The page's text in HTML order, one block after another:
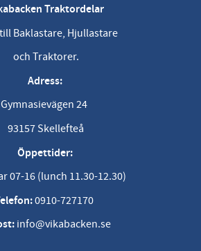
Traktordelar
Baklastare, Hjullastare
och Traktorer.
Adress:
Gymnasievägen 24
93157 Skellefteå
Öppettider:
07-16 (lunch 11.30-12.30)
0910-727170
info@vikabacken.se